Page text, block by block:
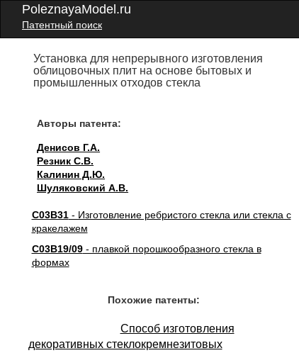
PoleznayaModel.ru
Патентный поиск
Установка для непрерывного изготовления
облицовочных плит на основе бытовых и
промышленных отходов стекла
Авторы патента:
Денисов Г.А.
Резник С.В.
Калинин Д.Ю.
Шуляковский А.В.
C03B31- Изготовление ребристого стекла или стекла с
кракелажем
C03B19/09- плавкой порошкообразного стекла в
формах
Похожие патенты:
Способ изготовления
декоративных стеклокремнезитовых